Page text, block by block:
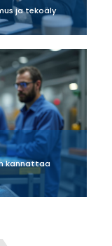
ja tekoäly
kannattaa